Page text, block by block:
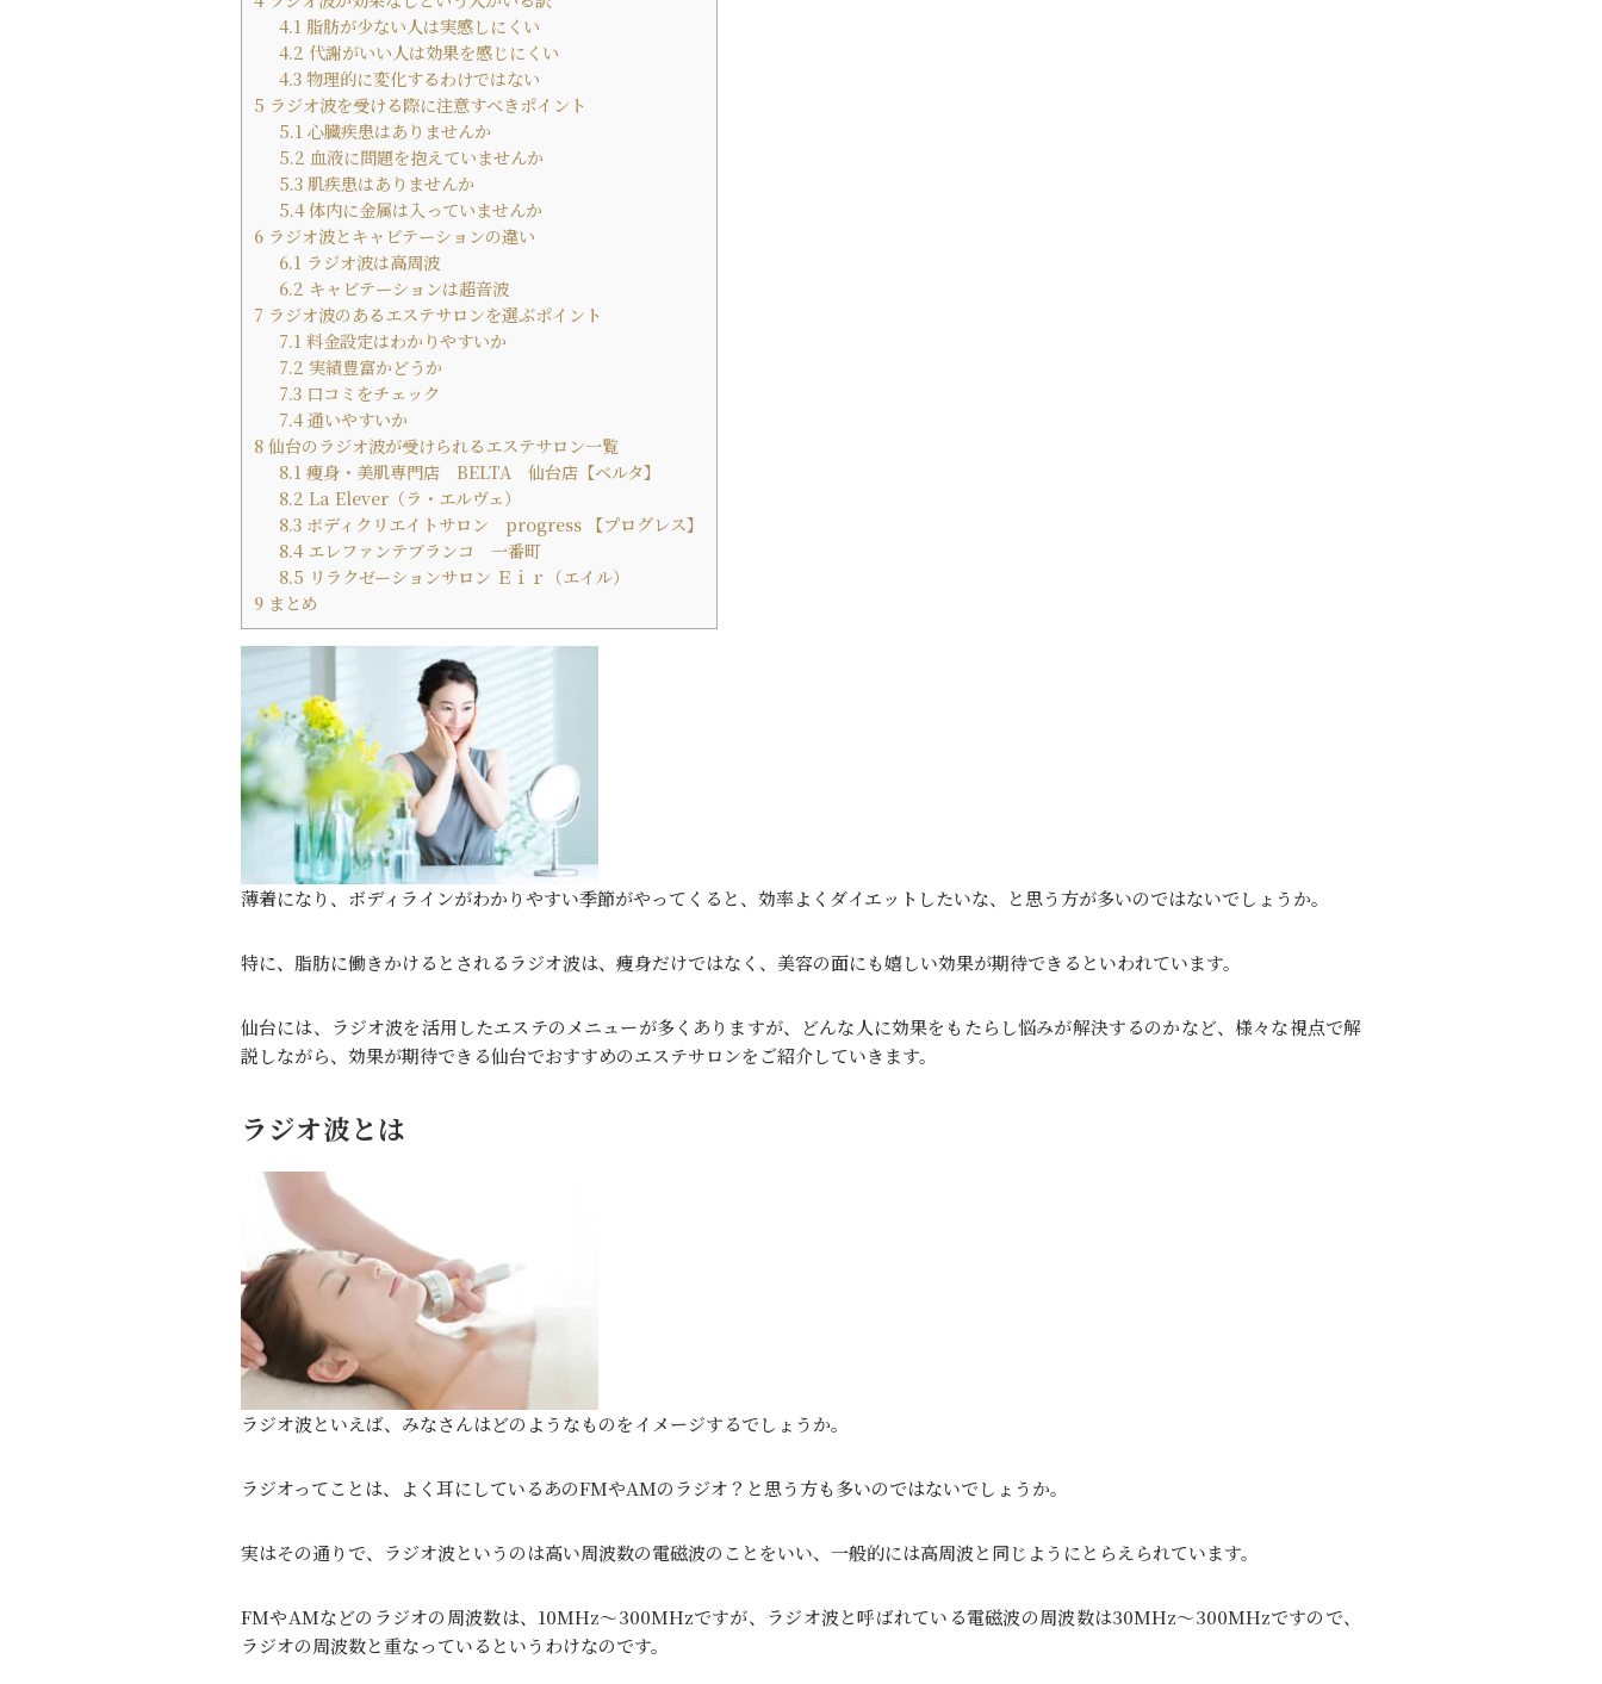
4.1 脂肪が少ない人は実感しにくい
4.2 代謝がいい人は効果を感じにくい
4.3 物理的に変化するわけではない
5 ラジオ波を受ける際に注意すべきポイント
5.1 心臓疾患はありませんか
5.2 血液に問題を抱えていませんか
5.3 肌疾患はありませんか
5.4 体内に金属は入っていませんか
6 ラジオ波とキャビテーションの違い
6.1 ラジオ波は高周波
6.2 キャビテーションは超音波
7 ラジオ波のあるエステサロンを選ぶポイント
7.1 料金設定はわかりやすいか
7.2 実績豊富かどうか
7.3 口コミをチェック
7.4 通いやすいか
8 仙台のラジオ波が受けられるエステサロン一覧
8.1 痩身・美肌専門店 BELTA 仙台店【ベルタ】
8.2 La Elever（ラ・エルヴェ）
8.3 ボディクリエイトサロン progress 【プログレス】
8.4 エレファンテブランコ 一番町
8.5 リラクゼーションサロン Ｅｉｒ（エイル）
9 まとめ
薄着になり、ボディラインがわかりやすい季節がやってくると、効率よくダイエットしたいな、と思う方が多いのではないでしょうか。
特に、脂肪に働きかけるとされるラジオ波は、痩身だけではなく、美容の面にも嬉しい効果が期待できるといわれています。
仙台には、ラジオ波を活用したエステのメニューが多くありますが、どんな人に効果をもたらし悩みが解決するのかなど、様々な視点で解
説しながら、効果が期待できる仙台でおすすめのエステサロンをご紹介していきます。
ラジオ波とは
ラジオ波といえば、みなさんはどのようなものをイメージするでしょうか。
ラジオってことは、よく耳にしているあのFMやAMのラジオ？と思う方も多いのではないでしょうか。
実はその通りで、ラジオ波というのは高い周波数の電磁波のことをいい、一般的には高周波と同じようにとらえられています。
FMやAMなどのラジオの周波数は、10MHz〜300MHzですが、ラジオ波と呼ばれている電磁波の周波数は30MHz〜300MHzですので、
ラジオの周波数と重なっているというわけなのです。